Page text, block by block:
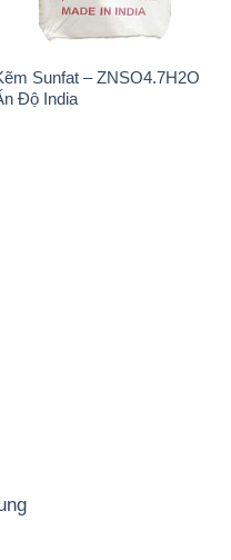
Sunfat – ZNSO4.7H2O
Độ India